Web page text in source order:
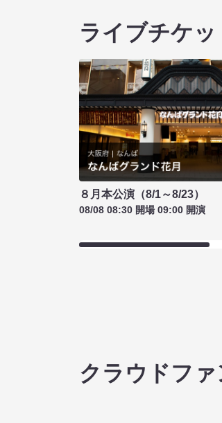
ライブチケッ
８月本公演（8/1～8/23）
08/08 08:30 開場 09:00 開演
クラウドフ